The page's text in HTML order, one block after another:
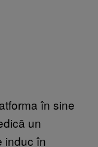
în sine
un
induc în